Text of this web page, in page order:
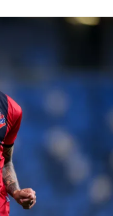
בפרסים
לבית עסק
מכבי
בני